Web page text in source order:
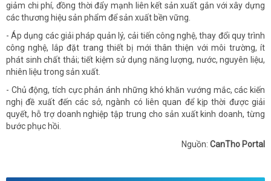
giảm chi phí, đồng thời đẩy mạnh liên kết sản xuất gắn với xây dựng
các thương hiệu sản phẩm để sản xuất bền vững.
- Áp dụng các giải pháp quản lý, cải tiến công nghệ, thay đổi quy trình
công nghệ, lắp đặt trang thiết bị mới thân thiện với môi trường, ít
phát sinh chất thải; tiết kiệm sử dụng năng lượng, nước, nguyên liệu,
nhiên liệu trong sản xuất.
- Chủ động, tích cực phản ánh những khó khăn vướng mắc, các kiến
nghị đề xuất đến các sở, ngành có liên quan để kịp thời được giải
quyết, hỗ trợ doanh nghiệp tập trung cho sản xuất kinh doanh, từng
bước phục hồi.
Nguồn: CanTho Portal